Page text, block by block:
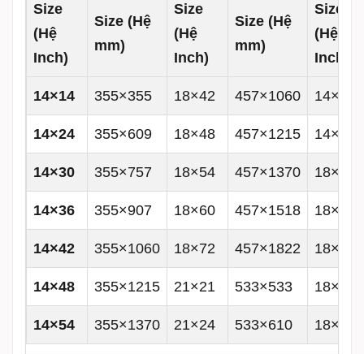
Size
(Hệ
Inch)
Size (Hệ
mm)
Size
(Hệ
Inch)
Size (Hệ
mm)
Size
(Hệ
Inch)
14×14 355×355 18×42 457×1060 14×60
14×24 355×609 18×48 457×1215 14×72
14×30 355×757 18×54 457×1370 18×18
14×36 355×907 18×60 457×1518 18×24
14×42 355×1060 18×72 457×1822 18×30
14×48 355×1215 21×21 533×533 18×36
14×54 355×1370 21×24 533×610 18×42